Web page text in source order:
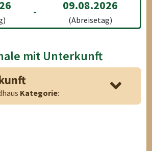
- 09.08.2026
(Abreisetag)
mit Unterkunft
Kategorie: